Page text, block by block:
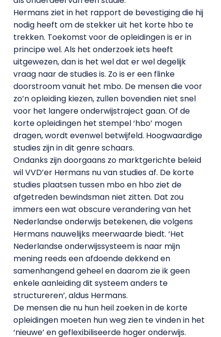
Hermans ziet in het rapport de bevestiging die hij
nodig heeft om de stekker uit het korte hbo te
trekken. Toekomst voor de opleidingen is er in
principe wel. Als het onderzoek iets heeft
uitgewezen, dan is het wel dat er wel degelijk
vraag naar de studies is. Zo is er een flinke
doorstroom vanuit het mbo. De mensen die voor
zo’n opleiding kiezen, zullen bovendien niet snel
voor het langere onderwijstraject gaan. Of de
korte opleidingen het stempel ‘hbo’ mogen
dragen, wordt evenwel betwijfeld. Hoogwaardige
studies zijn in dit genre schaars.
Ondanks zijn doorgaans zo marktgerichte beleid
wil VVD’er Hermans nu van studies af. De korte
studies plaatsen tussen mbo en hbo ziet de
afgetreden bewindsman niet zitten. Dat zou
immers een wat obscure verandering van het
Nederlandse onderwijs betekenen, die volgens
Hermans nauwelijks meerwaarde biedt. ‘Het
Nederlandse onderwijssysteem is naar mijn
mening reeds een afdoende dekkend en
samenhangend geheel en daarom zie ik geen
enkele aanleiding dit systeem anders te
structureren’, aldus Hermans.
De mensen die nu hun heil zoeken in de korte
opleidingen moeten hun weg zien te vinden in het
‘nieuwe’ en geflexibiliseerde hoger onderwijs.